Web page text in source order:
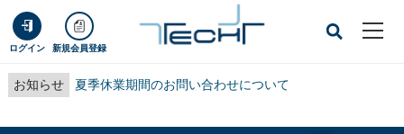
ログイン 新規会員登録
お知らせ 夏季休業期間のお問い合わせについて